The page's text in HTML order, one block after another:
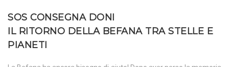
SOS CONSEGNA DONI
IL RITORNO DELLA BEFANA TRA STELLE E
PIANETI